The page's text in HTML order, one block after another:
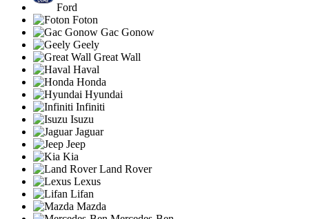
Ford
Foton
Gac Gonow
Geely
Great Wall
Haval
Honda
Hyundai
Infiniti
Isuzu
Jaguar
Jeep
Kia
Land Rover
Lexus
Lifan
Mazda